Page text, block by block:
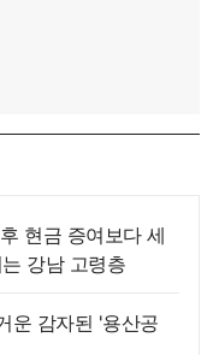
현금 증여보다 세
강남 고령층
운 감자된 '용산공